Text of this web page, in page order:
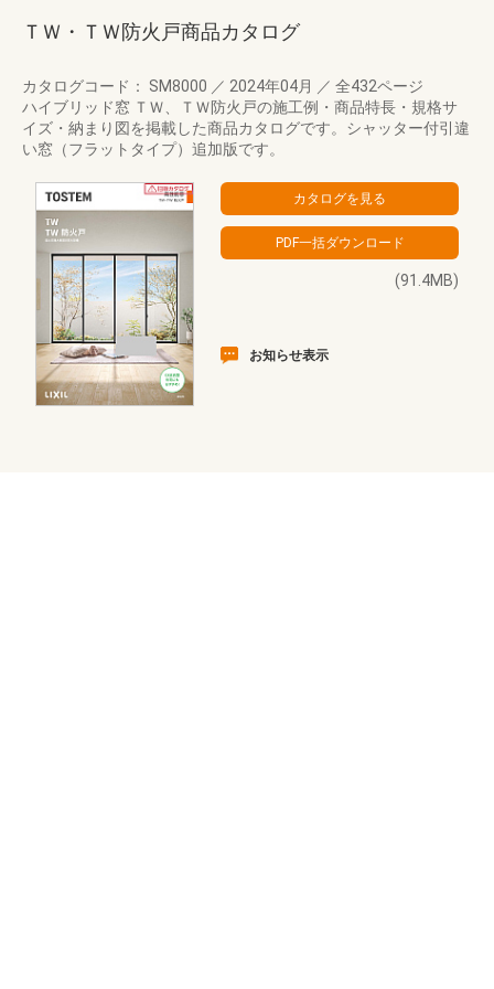
ＴＷ・ＴＷ防火戸商品カタログ
カタログコード： SM8000 ／ 2024年04月 ／ 全432ページ
ハイブリッド窓 ＴＷ、ＴＷ防火戸の施工例・商品特長・規格サ
イズ・納まり図を掲載した商品カタログです。シャッター付引違
い窓（フラットタイプ）追加版です。
(91.4MB)
お知らせ表示